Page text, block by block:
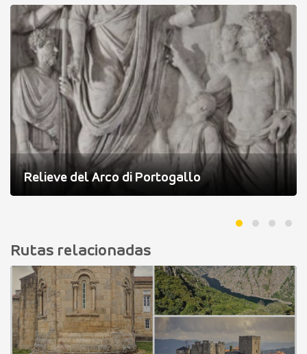
Relieve del Arco di Portogallo
Rutas relacionadas